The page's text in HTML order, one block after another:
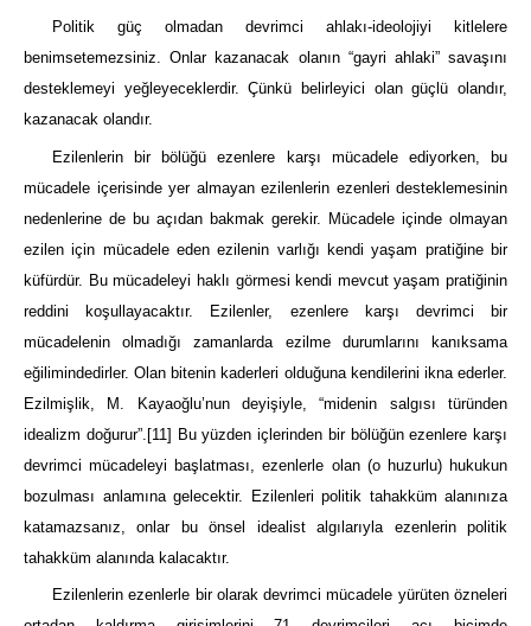
Politik güç olmadan devrimci ahlakı-ideolojiyi kitlelere
benimsetemezsiniz. Onlar kazanacak olanın “gayri ahlaki” savaşını
desteklemeyi yeğleyeceklerdir. Çünkü belirleyici olan güçlü olandır,
kazanacak olandır.
Ezilenlerin bir bölüğü ezenlere karşı mücadele ediyorken, bu
mücadele içerisinde yer almayan ezilenlerin ezenleri desteklemesinin
nedenlerine de bu açıdan bakmak gerekir. Mücadele içinde olmayan
ezilen için mücadele eden ezilenin varlığı kendi yaşam pratiğine bir
küfürdür. Bu mücadeleyi haklı görmesi kendi mevcut yaşam pratiğinin
reddini koşullayacaktır. Ezilenler, ezenlere karşı devrimci bir
mücadelenin olmadığı zamanlarda ezilme durumlarını kanıksama
eğilimindedirler. Olan bitenin kaderleri olduğuna kendilerini ikna ederler.
Ezilmişlik, M. Kayaoğlu’nun deyişiyle, “midenin salgısı türünden
idealizm doğurur”. [11] Bu yüzden içlerinden bir bölüğün ezenlere karşı
devrimci mücadeleyi başlatması, ezenlerle olan (o huzurlu) hukukun
bozulması anlamına gelecektir. Ezilenleri politik tahakküm alanınıza
katamazsanız, onlar bu önsel idealist algılarıyla ezenlerin politik
tahakküm alanında kalacaktır.
Ezilenlerin ezenlerle bir olarak devrimci mücadele yürüten özneleri